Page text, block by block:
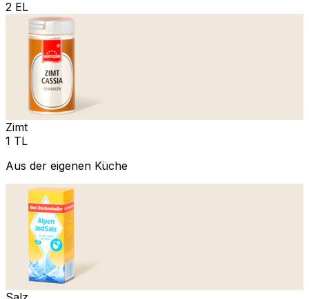
2 EL
Zimt
1 TL
Aus der eigenen Küche